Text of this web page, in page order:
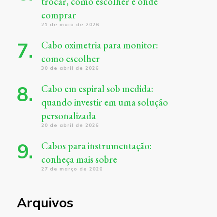
comprar
21 de maio de 2026
Cabo oximetria para monitor:
como escolher
30 de abril de 2026
Cabo em espiral sob medida:
quando investir em uma solução
personalizada
20 de abril de 2026
Cabos para instrumentação:
conheça mais sobre
27 de março de 2026
Arquivos